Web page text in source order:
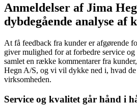
Anmeldelser af Jima
dybdegående analyse af
At få feedback fra kunder er afgørende
giver mulighed for at forbedre service
samlet en række kommentarer fra
Hegn A/S, og vi vil dykke ned i, hvad de
virksomheden.
Service og kvalitet går hånd i